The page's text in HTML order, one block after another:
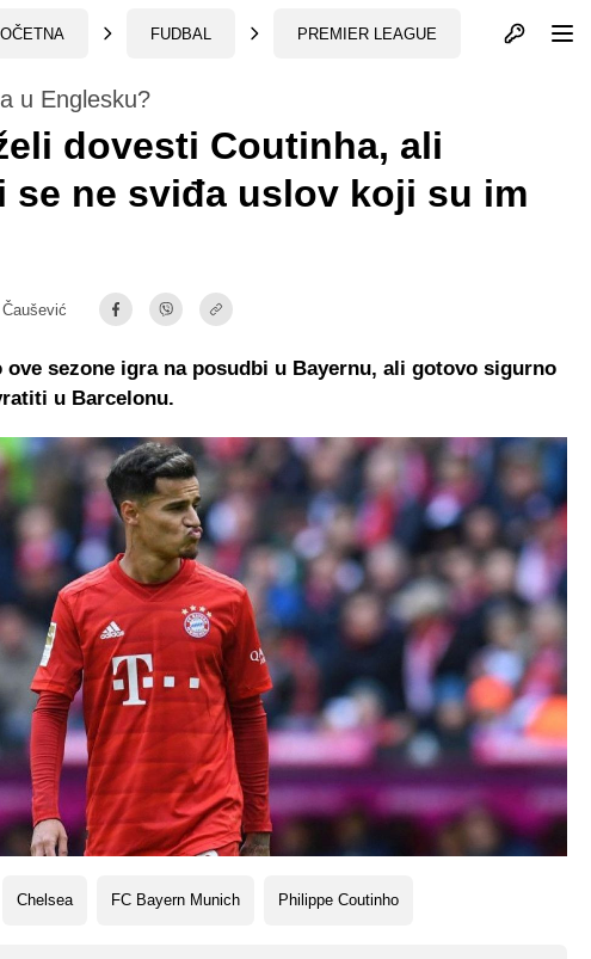
FUDBAL PREMIER LEAGUE Otvori profil
u Englesku?
dovesti Coutinha, ali
se ne sviđa uslov koji su im
Chelsea FC Bayern Munich Philippe Coutinho
ove sezone igra na posudbi u Bayernu, ali gotovo sigurno
u Barcelonu.